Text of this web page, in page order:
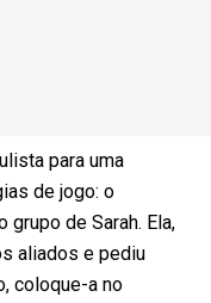
para uma
de jogo: o
grupo de Sarah. Ela,
aliados e pediu
coloque-a no